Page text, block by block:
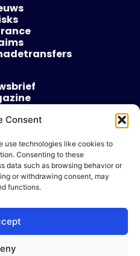
Consent
use technologies like cookies to
Consenting to these
data such as browsing behavior or
or withdrawing consent, may
functions.
beleid